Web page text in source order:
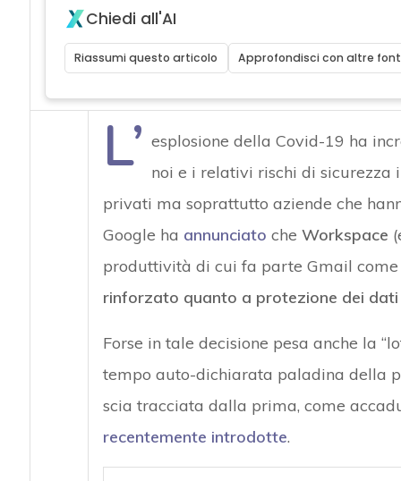
Chiedi all'AI
Riassumi questo articolo Approfondisci con altre
L’ esplosione della Covid-19 ha
noi e i relativi rischi di
privati ma soprattutto aziende che
Google ha annunciato che Workspace
produttività di cui fa parte Gmail
rinforzato quanto a protezione dei
Forse in tale decisione pesa anche la
tempo auto-dichiarata paladina della
scia tracciata dalla prima, come
recentemente introdotte.